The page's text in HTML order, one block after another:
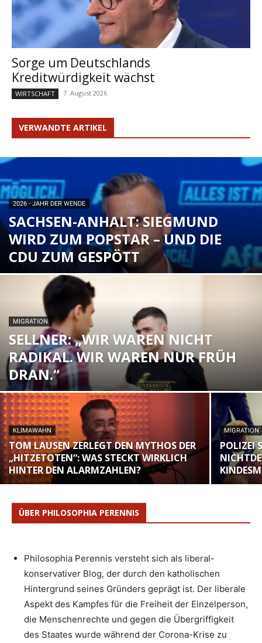
Sorge um Deutschlands
Kreditwürdigkeit wächst
WIRTSCHAFT 7. August 2026
VERWANDTE ARTIKEL
2026 - JAHR DER WENDE
SACHSEN-ANHALT: SIEGMUND
WIRD ZUM POPSTAR – UND DIE
CDU ZUM GESPÖTT
MIGRATION
SELLNER: „WIR WAREN NICHT
RADIKAL. WIR WAREN NUR FRÜH
DRAN.“
KLIMAWAHN
TOM LAUSEN ZERLEGT DEN MYTHOS DER
„HITZETOTEN“: WAS STECKT WIRKLICH
HINTER DEN ALARMZAHLEN?
MIGRATION
POLIZEI
ÜBER PHILOSOPHIA PERENNIS
Philosophia Perennis versteht sich als liberal-
konservativer Blog, der durch den katholischen
Hintergrund seines Gründers geprägt ist. Der liberale
Aspekt des Kampfes für die Freiheit der Einzelperson,
die Menschenrechte und gegen die Übergriffigkeit
des Staates wurde während der Corona-Krise zu